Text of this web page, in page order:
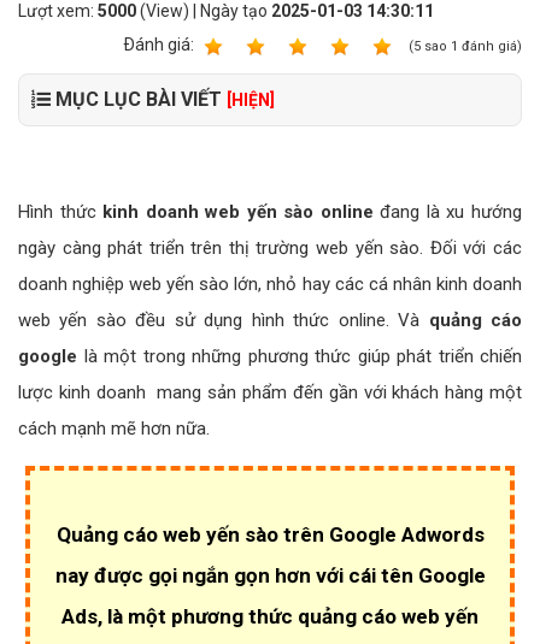
Lượt xem: 5000(View) | Ngày tạo 2025-01-03 14:30:11
Ðánh giá:
(5 sao 1 đánh giá)
MỤC LỤC BÀI VIẾT [HIỆN]
Hình thức kinh doanh web yến sào online đang là xu hướng
ngày càng phát triển trên thị trường web yến sào. Đối với các
doanh nghiệp web yến sào lớn, nhỏ hay các cá nhân kinh doanh
web yến sào đều sử dụng hình thức online. Và quảng cáo
google là một trong những phương thức giúp phát triển chiến
lược kinh doanh mang sản phẩm đến gần với khách hàng một
cách mạnh mẽ hơn nữa.
Quảng cáo web yến sào trên Google Adwords
nay được gọi ngắn gọn hơn với cái tên Google
Ads, là một phương thức quảng cáo web yến